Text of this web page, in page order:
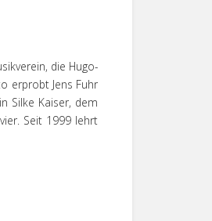
die Hugo-
erprobt Jens Fuhr
Silke Kaiser, dem
Seit 1999 lehrt